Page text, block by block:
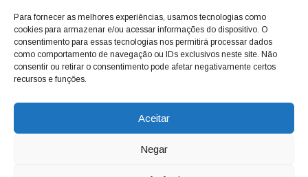
Para fornecer as melhores experiências, usamos tecnologias como
cookies para armazenar e/ou acessar informações do dispositivo. O
consentimento para essas tecnologias nos permitirá processar dados
como comportamento de navegação ou IDs exclusivos neste site. Não
consentir ou retirar o consentimento pode afetar negativamente certos
recursos e funções.
Aceitar
Negar
com o foco de trazer as melhores notícias. Nunca
deixamos de lado as necessidades do cidadão, sempre
questionando os órgãos públicos em busca de melhorias
para a cidade e sempre cobrando resoluções para casos
adm@jtv.com.br
(19) 3929-6225